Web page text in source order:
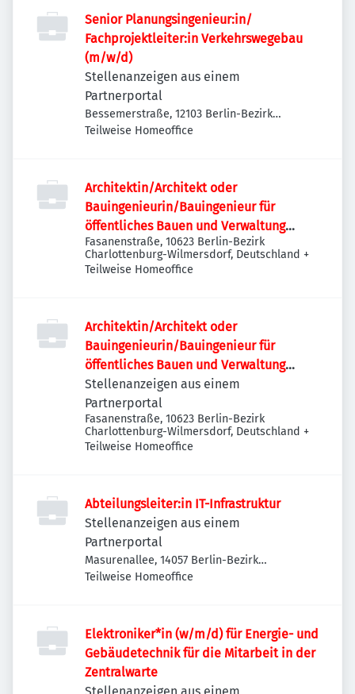
Senior Planungsingenieur:in/
Fachprojektleiter:in Verkehrswegebau
(m/w/d)
Stellenanzeigen aus einem
Partnerportal
Bessemerstraße, 12103 Berlin-Bezirk
Tempelhof-Schöneberg, Deutschland
Teilweise Homeoffice
Architektin/Architekt oder
Bauingenieurin/Bauingenieur für
öffentliches Bauen und Verwaltung
(w/m/d)
Fasanenstraße, 10623 Berlin-Bezirk
Charlottenburg-Wilmersdorf, Deutschland +
Teilweise Homeoffice
Architektin/Architekt oder
Bauingenieurin/Bauingenieur für
öffentliches Bauen und Verwaltung
(w/m/d)
Stellenanzeigen aus einem
Partnerportal
Fasanenstraße, 10623 Berlin-Bezirk
Charlottenburg-Wilmersdorf, Deutschland +
Teilweise Homeoffice
Abteilungsleiter:in IT-Infrastruktur
Stellenanzeigen aus einem
Partnerportal
Masurenallee, 14057 Berlin-Bezirk
Charlottenburg-Wilmersdorf, Deutschland
Teilweise Homeoffice
Elektroniker*in (w/m/d) für Energie- und
Gebäudetechnik für die Mitarbeit in der
Zentralwarte